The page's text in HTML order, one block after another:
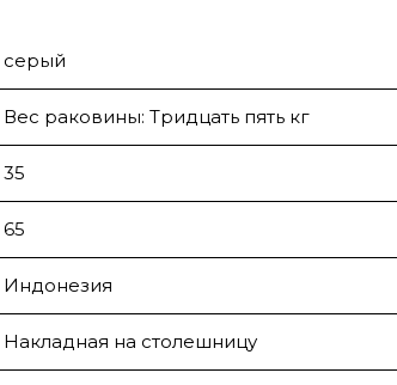
серый
Вес раковины: Тридцать пять кг
35
65
Индонезия
Накладная на столешницу